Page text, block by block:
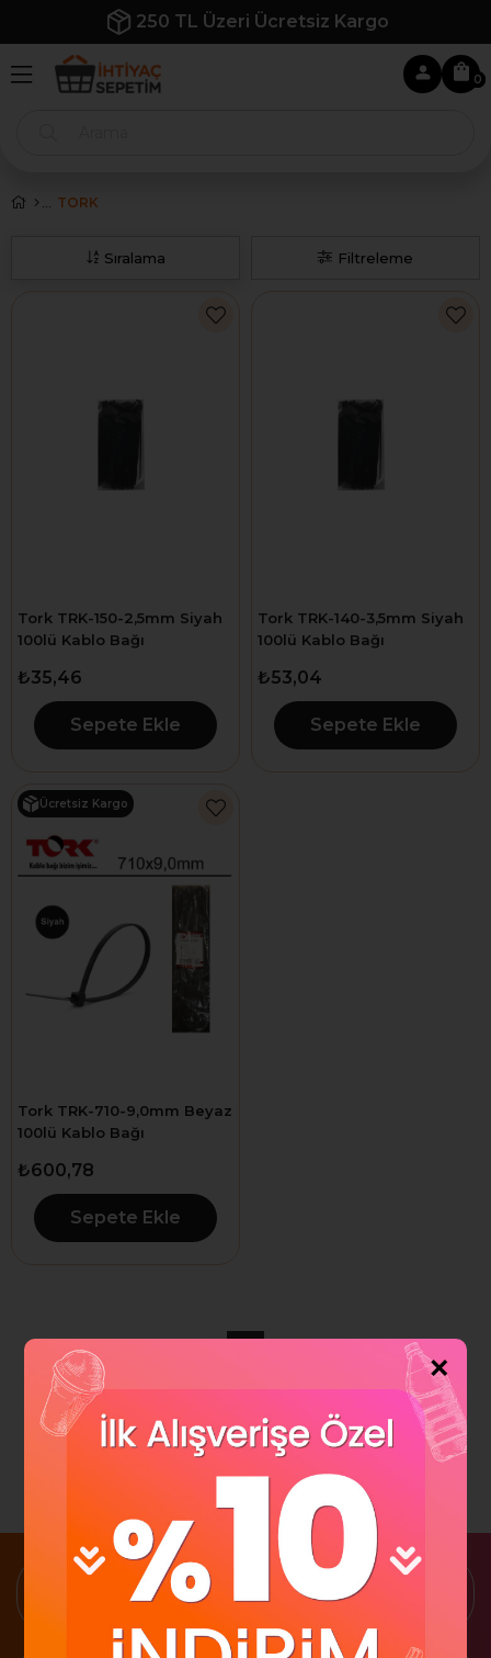
250 TL Üzeri Ücretsiz Kargo
0
TORK
Filtreleme
Sıralama
Tork TRK-150-2,5mm Siyah
100lü Kablo Bağı
₺35,46
Sepete Ekle
Tork TRK-140-3,5mm Siyah
100lü Kablo Bağı
₺53,04
Sepete Ekle
Tork TRK-710-9,0mm Beyaz
100lü Kablo Bağı
₺600,78
Sepete Ekle
Ücretsiz Kargo
Güvenli Alışveriş
×